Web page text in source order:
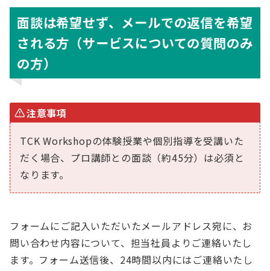
面談は希望せず、メールでの返信を希望
される方（サービスについての質問のみ
の方）
注意事項
TCK Workshopの体験授業や個別指導を受講いた
だく場合、プロ講師との面談（約45分）は必須と
なります。
フォームにご記入いただいたメールアドレス宛に、お
問い合わせ内容について、担当社員よりご連絡いたし
ます。フォーム送信後、24時間以内にはご連絡いたし